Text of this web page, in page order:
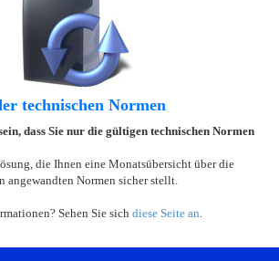
technischen Normen
dass Sie nur die gültigen technischen Normen
die Ihnen eine Monatsübersicht über die
Normen sicher stellt.
Sehen Sie sich diese Seite an